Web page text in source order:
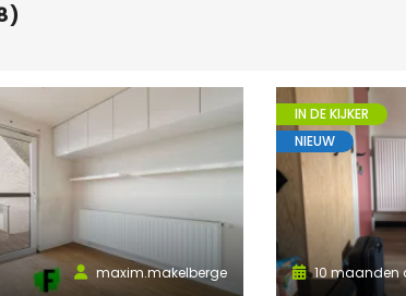
maxim.makelberge
IN DE KIJKER
NIEUW
10 maanden